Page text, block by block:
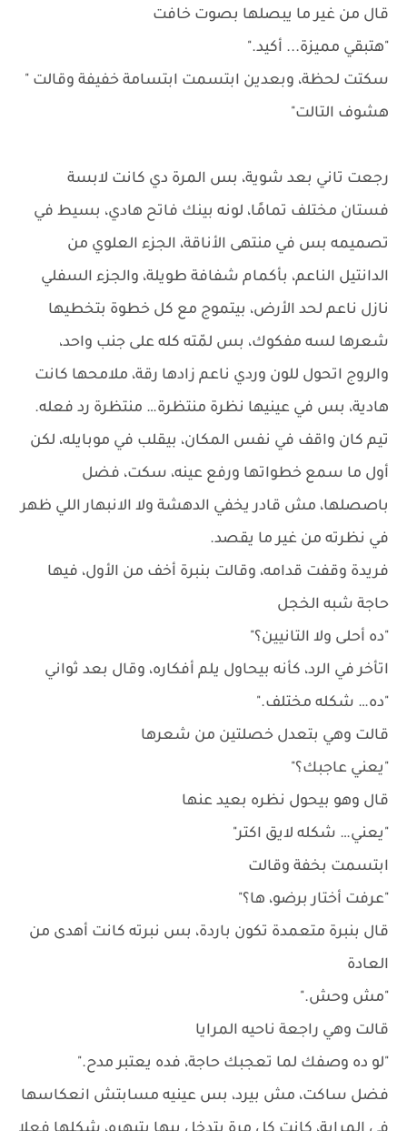
قال من غير ما يبصلها بصوت خافت
"هتبقي مميزة... أكيد."
سكتت لحظة، وبعدين ابتسمت ابتسامة خفيفة وقالت "
هشوف التالت"
رجعت تاني بعد شوية، بس المرة دي كانت لابسة
فستان مختلف تمامًا، لونه بينك فاتح هادي، بسيط في
تصميمه بس في منتهى الأناقة، الجزء العلوي من
الدانتيل الناعم، بأكمام شفافة طويلة، والجزء السفلي
نازل ناعم لحد الأرض، بيتموج مع كل خطوة بتخطيها
شعرها لسه مفكوك، بس لمّته كله على جنب واحد،
والروج اتحول للون وردي ناعم زادها رقة، ملامحها كانت
هادية، بس في عينيها نظرة منتظرة… منتظرة رد فعله.
تيم كان واقف في نفس المكان، بيقلب في موبايله، لكن
أول ما سمع خطواتها ورفع عينه، سكت، فضل
باصصلها، مش قادر يخفي الدهشة ولا الانبهار اللي ظهر
في نظرته من غير ما يقصد.
فريدة وقفت قدامه، وقالت بنبرة أخف من الأول، فيها
حاجة شبه الخجل
"ده أحلى ولا التانيين؟"
اتأخر في الرد، كأنه بيحاول يلم أفكاره، وقال بعد ثواني
"ده… شكله مختلف."
قالت وهي بتعدل خصلتين من شعرها
"يعني عاجبك؟"
قال وهو بيحول نظره بعيد عنها
"يعني… شكله لايق اكتر"
ابتسمت بخفة وقالت
"عرفت أختار برضو، ها؟"
قال بنبرة متعمدة تكون باردة، بس نبرته كانت أهدى من
العادة
"مش وحش."
قالت وهي راجعة ناحيه المرايا
"لو ده وصفك لما تعجبك حاجة، فده يعتبر مدح."
فضل ساكت، مش بيرد، بس عينيه مسابتش انعكاسها